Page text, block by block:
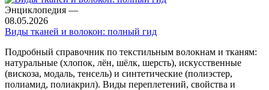
Энциклопедия —
08.05.2026
Виды тканей и волокон: полный гид
Подробный справочник по текстильным волокнам и тканям:
натуральные (хлопок, лён, шёлк, шерсть), искусственные
(вискоза, модаль, тенсель) и синтетические (полиэстер,
полиамид, полиакрил). Виды переплетений, свойства и